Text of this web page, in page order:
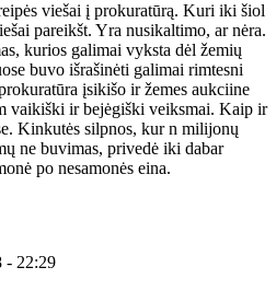
viešai į prokuratūrą. Kuri iki šiol
pareikšt. Yra nusikaltimo, ar nėra.
kurios galimai vyksta dėl žemių
buvo išrašinėti galimai rimtesni
įsikišo ir žemes aukciine
vaikiški ir bejėgiški veiksmai. Kaip ir
Kinkutės silpnos, kur n milijonų
ne buvimas, privedė iki dabar
po nesamonės eina.
- 22:29